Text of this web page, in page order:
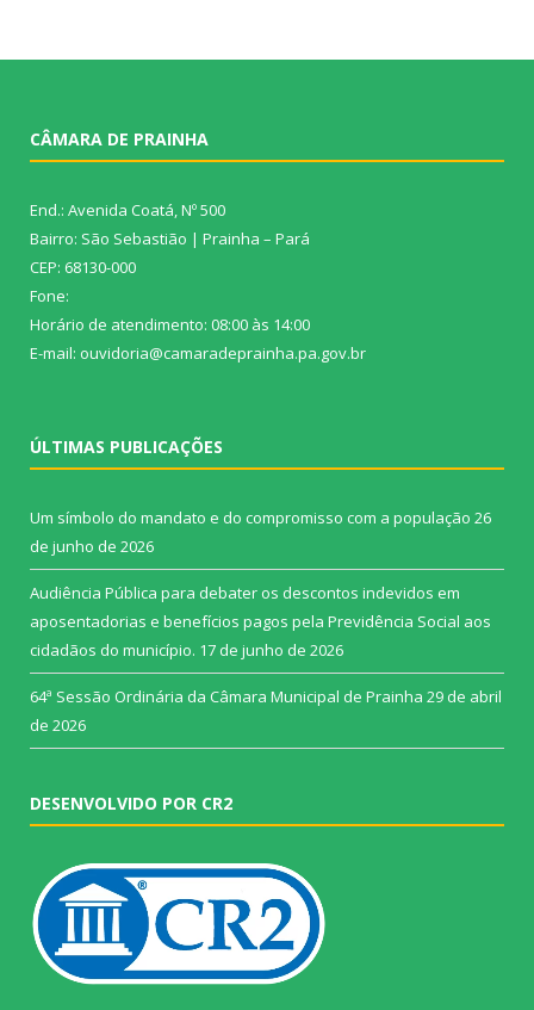
CÂMARA DE PRAINHA
End.: Avenida Coatá, Nº 500
Bairro: São Sebastião | Prainha – Pará
CEP: 68130-000
Fone:
Horário de atendimento: 08:00 às 14:00
E-mail: ouvidoria@camaradeprainha.pa.gov.br
ÚLTIMAS PUBLICAÇÕES
Um símbolo do mandato e do compromisso com a população 26
de junho de 2026
Audiência Pública para debater os descontos indevidos em
aposentadorias e benefícios pagos pela Previdência Social aos
cidadãos do município. 17 de junho de 2026
64ª Sessão Ordinária da Câmara Municipal de Prainha 29 de abril
de 2026
DESENVOLVIDO POR CR2